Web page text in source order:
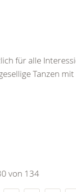
für alle
Tanzen
von 134